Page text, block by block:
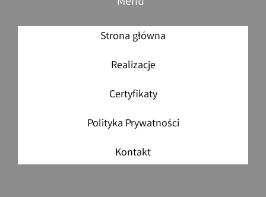
Strona główna
Realizacje
Certyfikaty
Polityka Prywatności
Kontakt